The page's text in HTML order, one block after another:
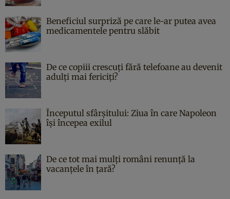
Beneficiul surpriză pe care le-ar putea avea
medicamentele pentru slăbit
De ce copiii crescuți fără telefoane au devenit
adulți mai fericiți?
Începutul sfârşitului: Ziua în care Napoleon
îşi începea exilul
De ce tot mai mulți români renunță la
vacanțele în țară?